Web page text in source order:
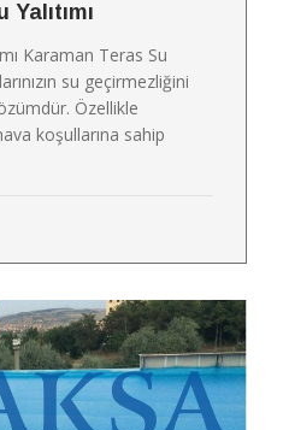
Karaman Teras Su
su geçirmezliğini
Özellikle
koşullarına sahip